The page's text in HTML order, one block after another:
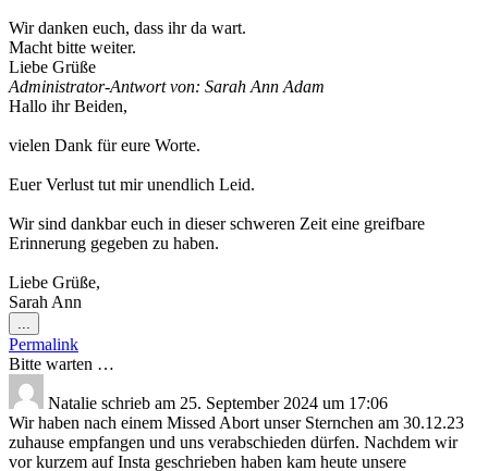
Wir danken euch, dass ihr da wart.
Macht bitte weiter.
Liebe Grüße
Administrator-Antwort von: Sarah Ann Adam
Hallo ihr Beiden,
vielen Dank für eure Worte.
Euer Verlust tut mir unendlich Leid.
Wir sind dankbar euch in dieser schweren Zeit eine greifbare
Erinnerung gegeben zu haben.
Liebe Grüße,
Sarah Ann
...
Metabox
ein-/ausblenden.
Permalink
Bitte warten …
Natalie schrieb am 25. September 2024 um 17:06
Wir haben nach einem Missed Abort unser Sternchen am 30.12.23
zuhause empfangen und uns verabschieden dürfen. Nachdem wir
vor kurzem auf Insta geschrieben haben kam heute unsere